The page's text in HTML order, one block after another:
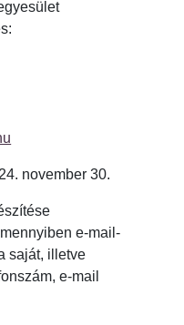
november 30.
e-mail-
saját, illetve
e-mail